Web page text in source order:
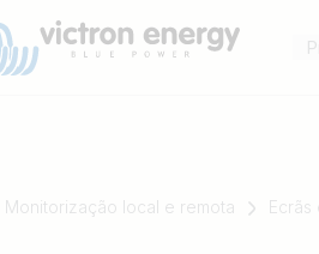
Monitorização local e remota Ecrãs